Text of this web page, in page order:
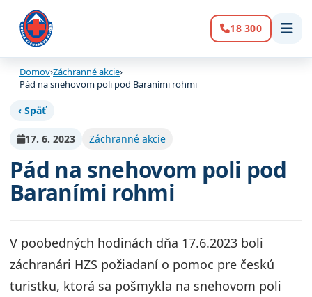
Volanie:
18 300
Domov›Záchranné akcie›
Pád na snehovom poli pod Baraními rohmi
‹ Späť
17. 6. 2023 Záchranné akcie
Pád na snehovom poli pod
Baraními rohmi
V poobedných hodinách dňa 17.6.2023 boli
záchranári HZS požiadaní o pomoc pre českú
turistku, ktorá sa pošmykla na snehovom poli